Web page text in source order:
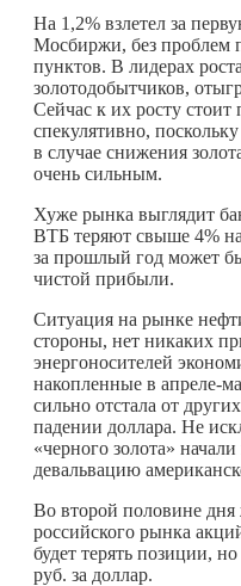
На 1,2% взлетел за
Мосбиржи, без проблем
пунктов. В лидерах
золотодобытчиков,
Сейчас к их росту стоит
спекулятивно,
в случае снижения
очень сильным.
Хуже рынка выглядит
ВТБ теряют свыше 4%
за прошлый год может
чистой прибыли.
Ситуация на рынке
стороны, нет никаких
энергоносителей
накопленные в апреле-
сильно отстала от
падении доллара. Не
«черного золота»
девальвацию
Во второй половине
российского рынка
будет терять позиции,
руб. за доллар.